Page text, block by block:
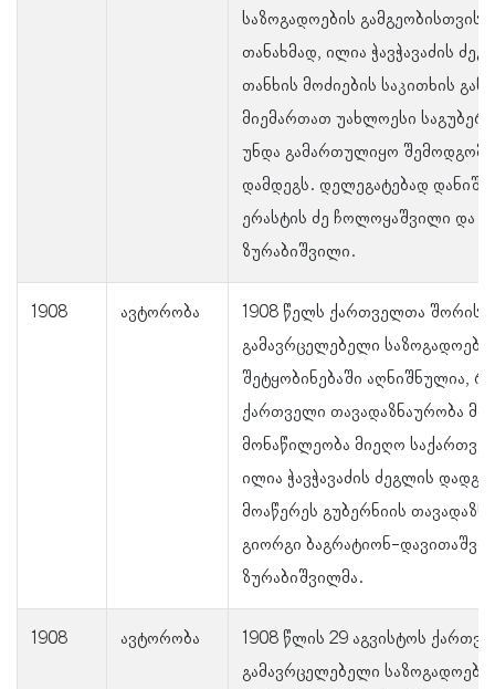
საზოგადოების გამგეობისთვის
თანახმად, ილია ჭავჭავაძის
თანხის მოძიების საკითხის
მიემართათ უახლოესი
უნდა გამართულიყო
დამდეგს. დელეგატებად
ერასტის ძე ჩოლოყაშვილი და
ზურაბიშვილი.
1908 ავტორობა
1908 წელს ქართველთა შორის
გამავრცელებელი
შეტყობინებაში აღნიშნულია,
ქართველი თავადაზნაურობა
მონაწილეობა მიეღო
ილია ჭავჭავაძის ძეგლის
მოაწერეს გუბერნიის
გიორგი ბაგრატიონ-
ზურაბიშვილმა.
1908 ავტორობა
1908 წლის 29 აგვისტოს
გამავრცელებელი